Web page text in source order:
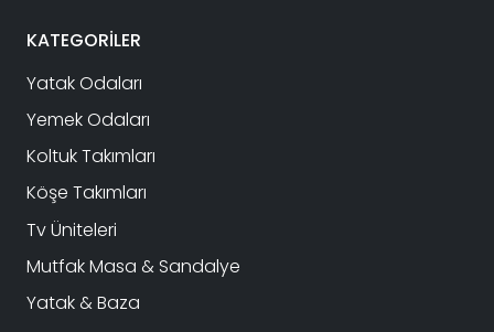
KATEGORİLER
Yatak Odaları
Yemek Odaları
Koltuk Takımları
Köşe Takımları
Tv Üniteleri
Mutfak Masa & Sandalye
Yatak & Baza